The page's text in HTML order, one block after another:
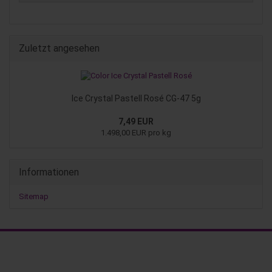
Zuletzt angesehen
Ice Crystal Pastell Rosé CG-47 5g
7,49 EUR
1.498,00 EUR pro kg
Informationen
Sitemap